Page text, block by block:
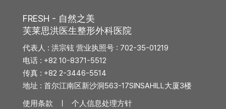
FRESH - 自然之美
芙莱思洪医生整形外科医院
代表人 : 洪宗铉 营业执照号 : 702-35-01219
电话 : +82 10-8371-5512
传真 : +82 2-3446-5514
地址 : 首尔江南区新沙洞563-17SINSAHILL大厦3楼
使用条款 ㅣ
个人信息处理方针